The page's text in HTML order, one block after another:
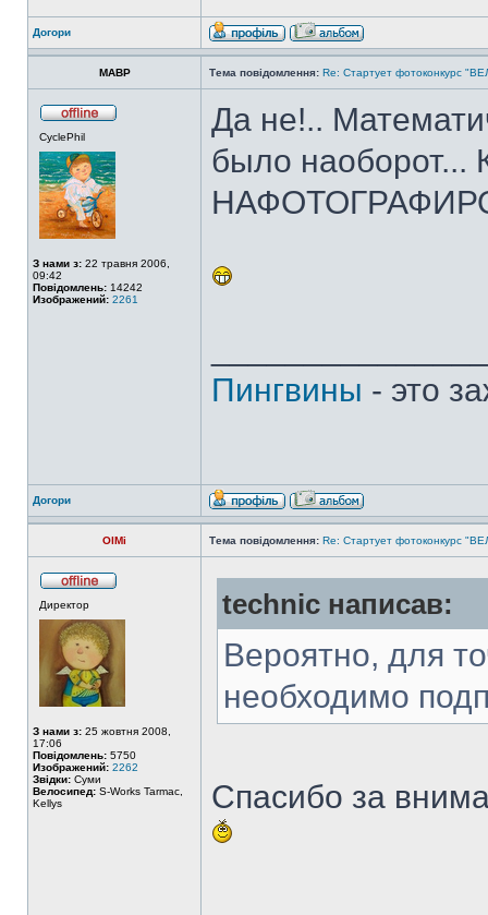
Догори
MABP Тема повідомлення: Re: Стартует фотоконкурс
CyclePhil
З нами з: 22 травня 2006,
09:42
Повідомлень: 14242
Изображений: 2261
Да не!..
было
Пингвины - это
Догори
OlMi Тема повідомлення: Re: Стартует фотоконкурс
Директор
З нами з: 25 жовтня 2008,
17:06
Повідомлень: 5750
Изображений: 2262
Звідки: Суми
Велосипед: S-Works Tarmac,
Kellys
technic написав:
Вероятно, для
необходимо
Спасибо за